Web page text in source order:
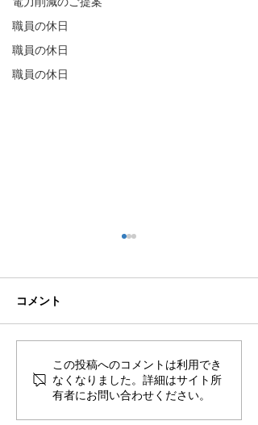
職員の休日
職員の休日
職員の休日
🍻住吉の夜は「さんかく
しかく」さんへ！
コメント
この投稿へのコメントは利用でき
なくなりました。詳細はサイト所
有者にお問い合わせください。